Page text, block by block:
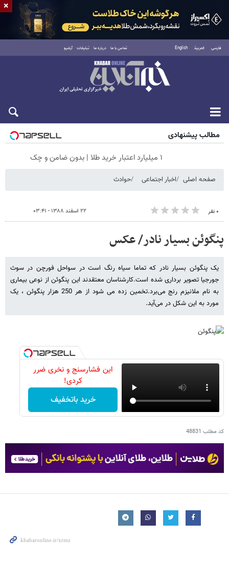
فارسی العربية English تماس با ما درباره ما تبلیغات آرشیو
جمعه ۱۶ مرداد ۱۴۰۵
مطالب پیشنهادی
۱ میلیارد اعتبار خرید طلا | بدون ضامن و چک
صفحه اصلی اخبار اجتماعی حوادث
۰ نفر ۲۲ اسفند ۱۳۸۸ - ۰۳:۴۱
پنگوئن بسیار نادر/ عکس
یک پنگوئن بسیار نادر که تماما سیاه رنگ است در سواحل فورچن در سوث
جورجیا تصویر برداری شده است.کارشناسان معتقدند این پنگوئن از نوعی بیماری
به نام ملانیزم رنج می‌برد.تخمین زده می ‌شود از هر 250 هزار پنگوئن ، یک
مورد به این شکل در می‌آید.
این فشارسنج و نخری ضرر
کردی!
خرید باتخفیف
کد مطلب 48831
×